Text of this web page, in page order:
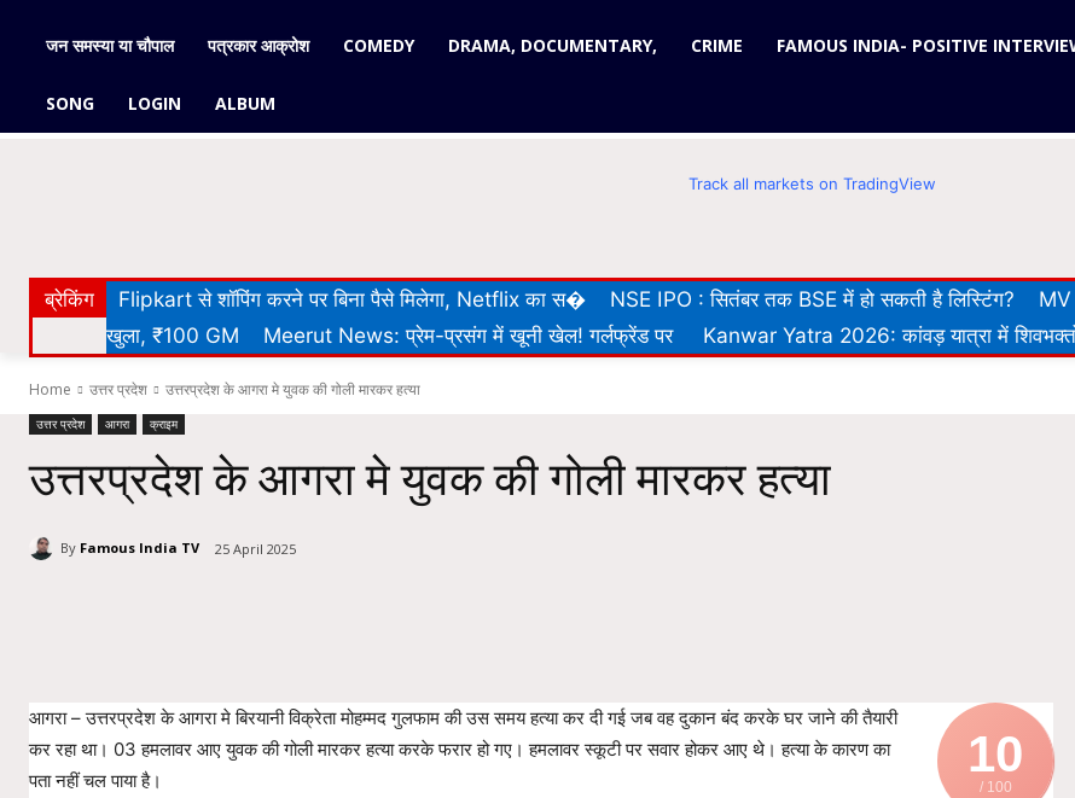
जन समस्या या चौपाल पत्रकार आक्रोश COMEDY DRAMA, DOCUMENTARY, CRIME FAMOUS INDIA- POSITIVE
SONG LOGIN ALBUM
Track all markets on TradingView
ब्रेकिंग Flipkart से शॉपिंग करने पर बिना पैसे मिलेगा, Netflix का स� NSE IPO : सितंबर तक BSE में हो सकती है लिस्टिंग?
खुला, ₹100 GM
Meerut News: प्रेम-प्रसंग में खूनी खेल! गर्लफ्रेंड पर Kanwar Yatra 2026: कांवड़ यात्रा में
Home उत्तर प्रदेश उत्तरप्रदेश के आगरा मे युवक की गोली मारकर हत्या
उत्तर प्रदेश आगरा क्राइम
उत्तरप्रदेश के आगरा मे युवक की गोली मारकर हत्या
By Famous India TV 25 April 2025
10
/ 100
आगरा – उत्तरप्रदेश के आगरा मे बिरयानी विक्रेता मोहम्मद गुलफाम की उस समय हत्या कर दी गई जब वह दुकान बंद करके घर जाने की तैयारी
कर रहा था। 03 हमलावर आए युवक की गोली मारकर हत्या करके फरार हो गए। हमलावर स्कूटी पर सवार होकर आए थे। हत्या के कारण का
पता नहीं चल पाया है।